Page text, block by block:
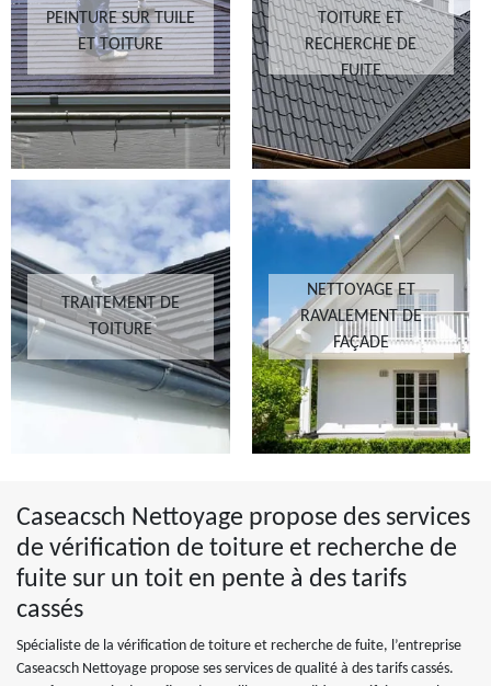
PEINTURE SUR TUILE
ET TOITURE
TOITURE ET
RECHERCHE DE
FUITE
TRAITEMENT DE
TOITURE
NETTOYAGE ET
RAVALEMENT DE
FAÇADE
Caseacsch Nettoyage propose des services
de vérification de toiture et recherche de
fuite sur un toit en pente à des tarifs
cassés
Spécialiste de la vérification de toiture et recherche de fuite, l’entreprise
Caseacsch Nettoyage propose ses services de qualité à des tarifs cassés.